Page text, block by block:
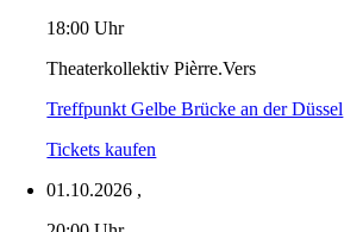
18:00 Uhr
Theaterkollektiv Pièrre.Vers
Treffpunkt Gelbe Brücke an der Düssel
Tickets kaufen
01.10.2026 ,